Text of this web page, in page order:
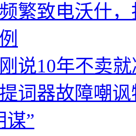
繁致电沃什
说10年不卖
词器故障嘲
谋”